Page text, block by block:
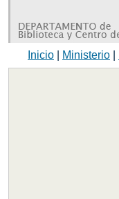
Inicio Ministerio